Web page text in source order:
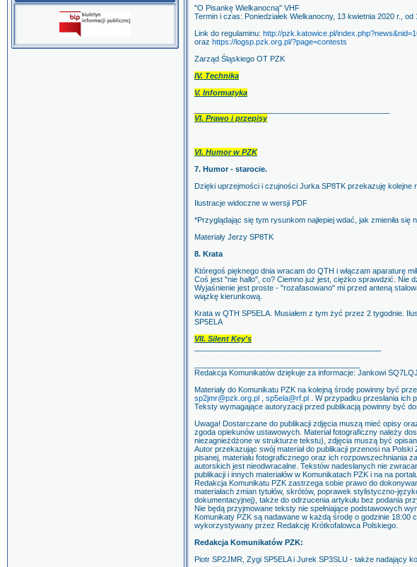
"O Pisankę Wielkanocną" VHF
Termin i czas: Poniedziałek Wielkanocny, 13 kwietnia 2020 r.,
Link do regulaminu: http://pzk.katowice.pl/
oraz https://logsp.pzk.org.pl/?page=contests
Zarząd Śląskiego OT PZK
IV. Technika
V. Informatyka
VI. Prawo i przepisy
VI. Humor w PZK
7. Humor - starocie.
Dzięki uprzejmości i czujności Jurka SP8TK przekazuję kolejne
Ilustracje widoczne w wersji PDF
*Przyglądając się tym rysunkom najlepiej wdać, jak zmieniła się
Materiały Jerzy SP8TK
8. Krata
Któregoś pięknego dnia wracam do QTH i włączam aparaturę
Coś jest "nie hallo", co? Ciemno już jest, ciężko sprawdzić. Nie
Wyjaśnienie jest proste - "rozafasowano" mi przed anteną
wiązkę kierunkową.
Krata w QTH SP5ELA. Musiałem z tym żyć przez 2 tygodnie.
SP5ELA
VII. Silent Key's
Redakcja Komunikatów dziękuje za informacje: Jankowi
Materiały do Komunikatu PZK na kolejną środę powinny być
sp2jmr@pzk.org.pl
sp5ela@rf.pl . W przypadku przesłania ich
Teksty wymagające autoryzacji przed publikacją powinny być
Uwaga! Dostarczane do publikacji zdjęcia muszą mieć opisy
zgoda opiekunów ustawowych. Materiał fotograficzny należy
niezagnieżdżone w strukturze tekstu), zdjęcia muszą być
Autor przekazując swój materiał do publikacji przenosi na
pisanej, materiału fotograficznego oraz ich rozpowszechniania
autorskich jest nieodwracalne. Tekstów nadesłanych nie
publikacji i innych materiałów w Komunikatach PZK i na na
Redakcja Komunikatu PZK zastrzega sobie prawo do
materiałach zmian tytułów, skrótów, poprawek stylistyczno-
dokumentacyjnej), także do odrzucenia artykułu bez podania
Nie będą przyjmowane teksty nie spełniające podstawowych
Komunikaty PZK są nadawane w każdą środę o godzinie 18:00
wykorzystywany przez Redakcję Krótkofalowca Polskiego.
Redakcja Komunikatów PZK:
Piotr SP2JMR, Zygi SP5ELA i Jurek SP3SLU - także nadający